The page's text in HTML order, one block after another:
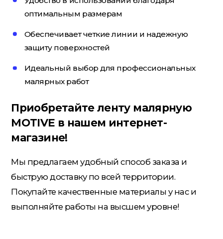
Электрика
оптимальным размерам
Обеспечивает четкие линии и надежную
защиту поверхностей
Идеальный выбор для профессиональных
малярных работ
Приобретайте ленту малярную
MOTIVE в нашем интернет-
магазине!
Мы предлагаем удобный способ заказа и
быструю доставку по всей территории.
Покупайте качественные материалы у нас и
выполняйте работы на высшем уровне!